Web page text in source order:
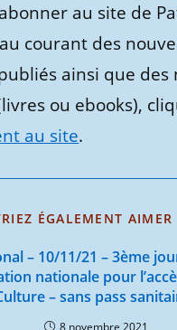
au site de
courant des
ainsi que des
ou ebooks),
au site.
ÉGALEMENT AIMER
– 10/11/21 – 3ème
nationale pour
– sans pass
8 novembre 2021